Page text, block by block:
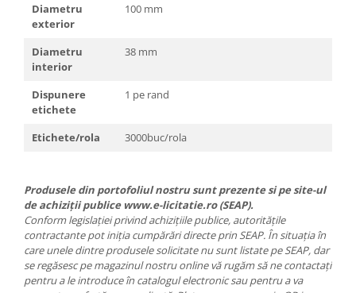
Diametru
exterior
100 mm
Diametru
interior
38 mm
Dispunere
etichete
1 pe rand
Etichete/rola 3000buc/rola
Produsele din portofoliul nostru sunt prezente si pe site-ul
de achiziții publice www.e-licitatie.ro (SEAP).
Conform legislației privind achizițiile publice, autoritățile
contractante pot iniția cumpărări directe prin SEAP. În situația în
care unele dintre produsele solicitate nu sunt listate pe SEAP, dar
se regăsesc pe magazinul nostru online vă rugăm să ne contactați
pentru a le introduce în catalogul electronic sau pentru a va